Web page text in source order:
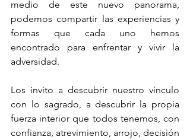
medio de este nuevo panorama,
podemos compartir las experiencias y
formas que cada uno hemos
encontrado para enfrentar y vivir la
adversidad.
Los invito a descubrir nuestro vínculo
con lo sagrado, a descubrir la propia
fuerza interior que todos tenemos, con
confianza, atrevimiento, arrojo, decisión